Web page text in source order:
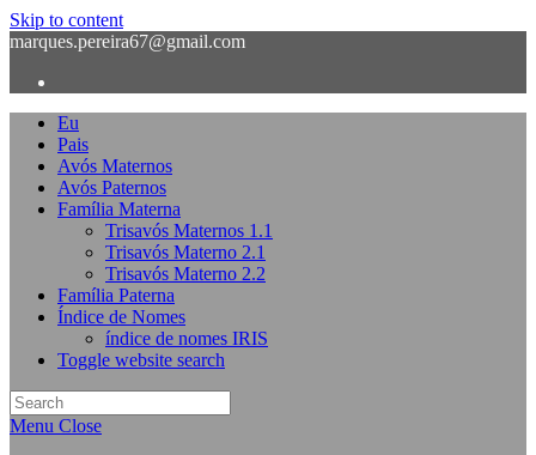
Skip to content
marques.pereira67@gmail.com
Eu
Pais
Avós Maternos
Avós Paternos
Família Materna
Trisavós Maternos 1.1
Trisavós Materno 2.1
Trisavós Materno 2.2
Família Paterna
Índice de Nomes
índice de nomes IRIS
Toggle website search
Menu Close